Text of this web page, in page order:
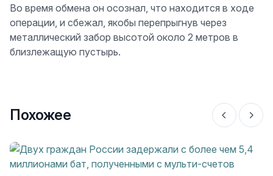
Во время обмена он осознал, что находится в ходе
операции, и сбежал, якобы перепрыгнув через
металлический забор высотой около 2 метров в
близлежащую пустырь.
Похожее